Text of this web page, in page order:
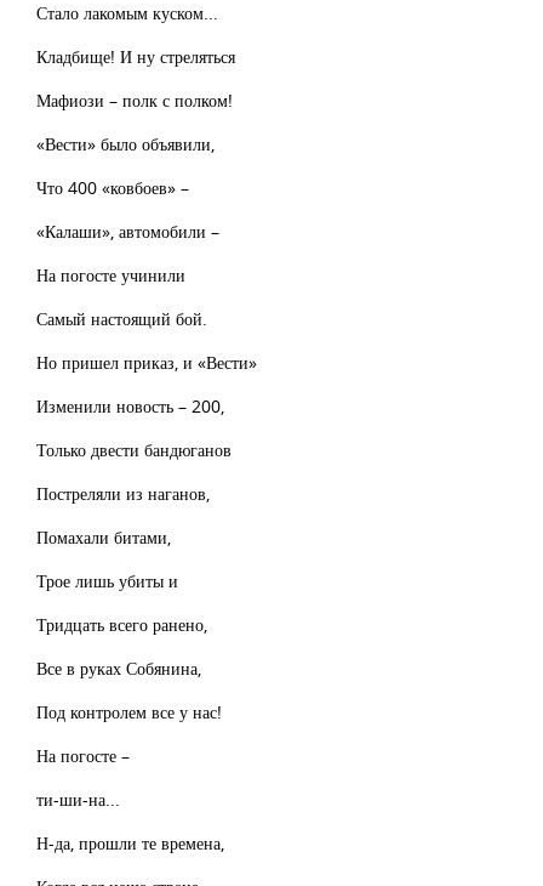
Стало лакомым куском...
Кладбище! И ну стреляться
Мафиози – полк с полком!
«Вести» было объявили,
Что 400 «ковбоев» –
«Калаши», автомобили –
На погосте учинили
Самый настоящий бой.
Но пришел приказ, и «Вести»
Изменили новость – 200,
Только двести бандюганов
Постреляли из наганов,
Помахали битами,
Трое лишь убиты и
Тридцать всего ранено,
Все в руках Собянина,
Под контролем все у нас!
На погосте –
ти-ши-на...
Н-да, прошли те времена,